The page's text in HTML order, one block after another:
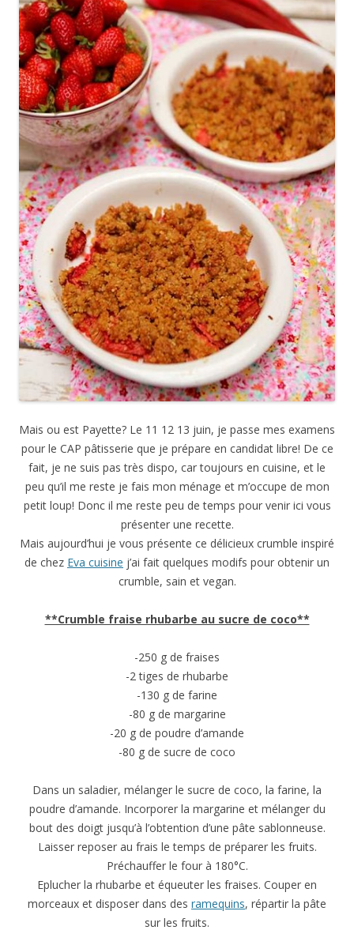
Mais ou est Payette? Le 11 12 13 juin, je passe mes examens
pour le CAP pâtisserie que je prépare en candidat libre! De ce
fait, je ne suis pas très dispo, car toujours en cuisine, et le
peu qu’il me reste je fais mon ménage et m’occupe de mon
petit loup! Donc il me reste peu de temps pour venir ici vous
présenter une recette.
Mais aujourd’hui je vous présente ce délicieux crumble inspiré
de chez Eva cuisine j’ai fait quelques modifs pour obtenir un
crumble, sain et vegan.
**Crumble fraise rhubarbe au sucre de coco**
-250 g de fraises
-2 tiges de rhubarbe
-130 g de farine
-80 g de margarine
-20 g de poudre d’amande
-80 g de sucre de coco
Dans un saladier, mélanger le sucre de coco, la farine, la
poudre d’amande. Incorporer la margarine et mélanger du
bout des doigt jusqu’à l’obtention d’une pâte sablonneuse.
Laisser reposer au frais le temps de préparer les fruits.
Préchauffer le four à 180°C.
Eplucher la rhubarbe et équeuter les fraises. Couper en
morceaux et disposer dans des ramequins, répartir la pâte
sur les fruits.